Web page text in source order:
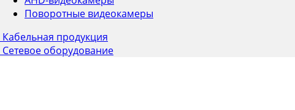
Поворотные видеокамеры
Кабельная продукция
Сетевое оборудование